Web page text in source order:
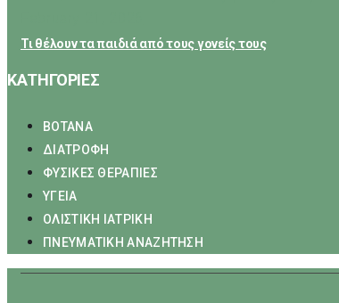
Τι θέλουν τα παιδιά από τους γονείς τους
ΚΑΤΗΓΟΡΙΕΣ
ΒΟΤΑΝΑ
ΔΙΑΤΡΟΦΗ
ΦΥΣΙΚΕΣ ΘΕΡΑΠΙΕΣ
ΥΓΕΙΑ
ΟΛΙΣΤΙΚΗ ΙΑΤΡΙΚΗ
ΠΝΕΥΜΑΤΙΚΗ ΑΝΑΖΗΤΗΣΗ